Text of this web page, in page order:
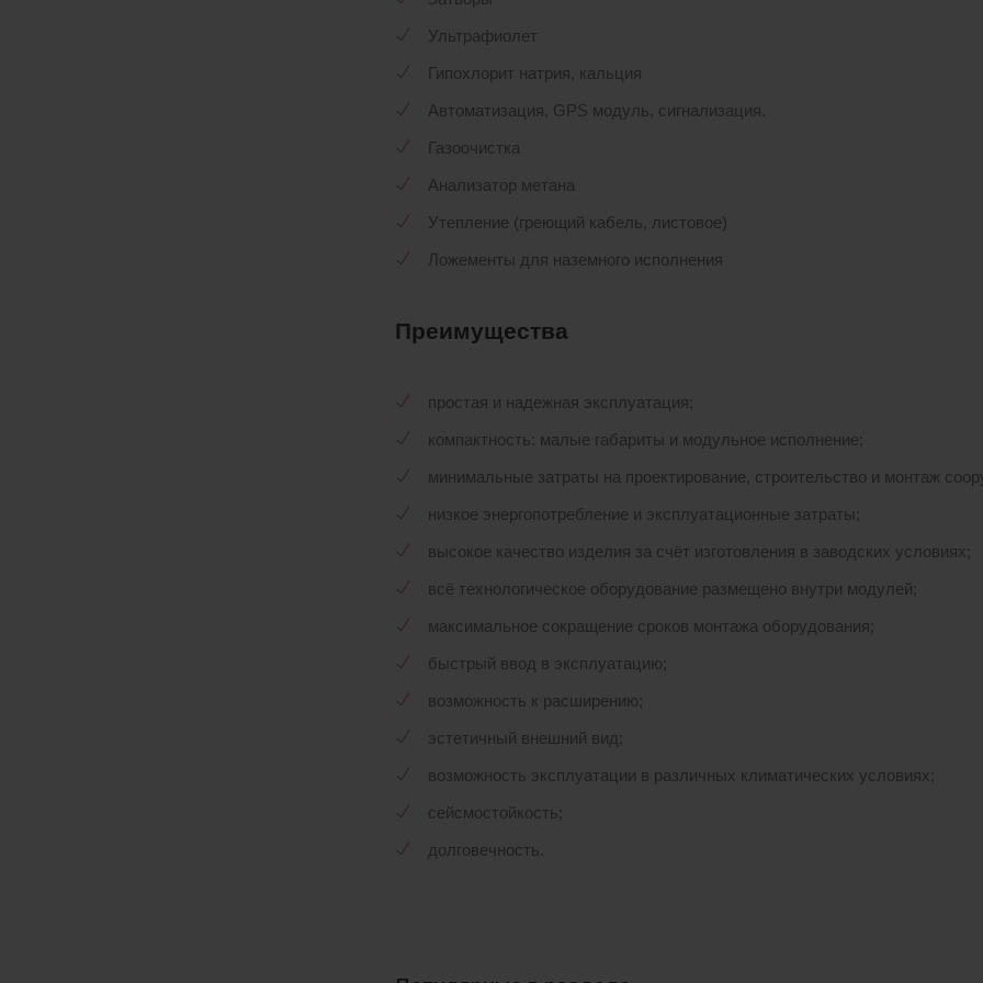
Ультрафиолет
Гипохлорит натрия, кальция
Автоматизация, GPS модуль, сигнализация.
Газоочистка
Анализатор метана
Утепление (греющий кабель, листовое)
Ложементы для наземного исполнения
Преимущества
простая и надежная эксплуатация;
компактность: малые габариты и модульное исполнение;
минимальные затраты на проектирование, строительство и монтаж
низкое энергопотребление и эксплуатационные затраты;
высокое качество изделия за счёт изготовления в заводских условиях;
всё технологическое оборудование размещено внутри модулей;
максимальное сокращение сроков монтажа оборудования;
быстрый ввод в эксплуатацию;
возможность к расширению;
эстетичный внешний вид;
возможность эксплуатации в различных климатических условиях;
сейсмостойкость;
долговечность.